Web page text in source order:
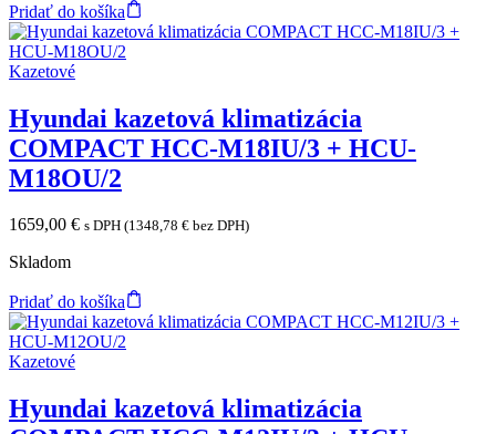
Pridať do košíka
Kazetové
Hyundai kazetová klimatizácia
COMPACT HCC-M18IU/3 + HCU-
M18OU/2
1659,00 € s DPH (1348,78 € bez DPH)
Skladom
Pridať do košíka
Kazetové
Hyundai kazetová klimatizácia